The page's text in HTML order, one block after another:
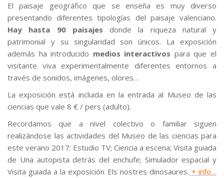
El paisaje geográfico que se enseña es muy diverso
presentando diferentes tipologías del paisaje valenciano.
Hay hasta 90 paisajes donde la riqueza natural y
patrimonial y su singularidad son únicos. La exposición
además ha introducido medios interactivos para que el
visitante viva experimentalmente diferentes entornos a
través de sonidos, imágenes, olores…
La exposición está incluida en la entrada al Museo de las
ciencias que vale 8 € / pers (adulto).
Recordamos que a nivel colectivo o familiar siguen
realizándose las actividades del Museo de las ciencias para
este verano 2017: Estudio TV; Ciencia a escena; Visita guiada
de Una autopista detrás del enchufe; Simulador espacial y
Visita guiada a la exposición Els nostres dinosaures. + info…